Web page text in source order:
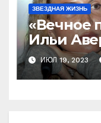
ЗВЕЗДНАЯ ЖИЗНЬ
«Вечное
Ильи
себя
ИЮЛ 19, 2023